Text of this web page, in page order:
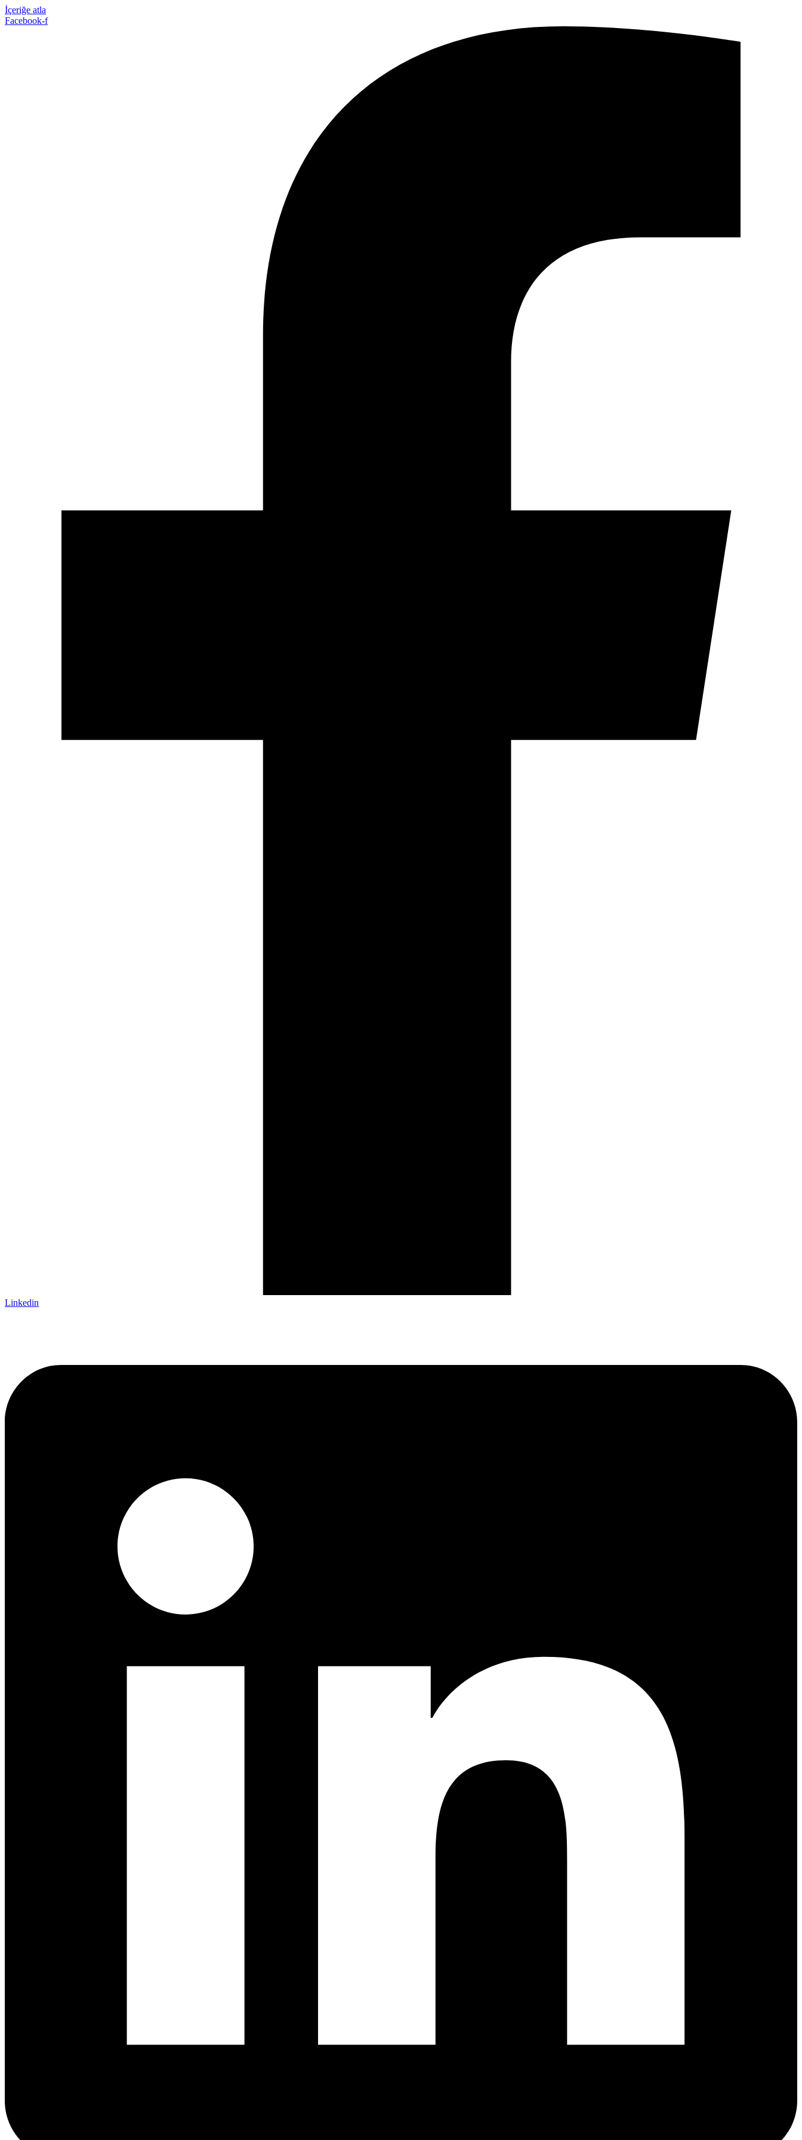
İçeriğe atla
Facebook-f
Linkedin